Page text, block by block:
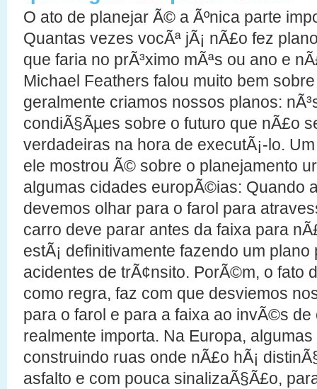
O ato de planejar Ã© a Ãºnica parte
Quantas vezes vocÃª jÃ¡ nÃ£o fez
que faria no prÃ³ximo mÃªs ou ano e
Michael Feathers falou muito bem
geralmente criamos nossos planos:
condiÃ§Ãµes sobre o futuro que nÃ£o
verdadeiras na hora de executÃ¡-lo.
ele mostrou Ã© sobre o planejamento
algumas cidades europÃ©ias: Quando
devemos olhar para o farol para
carro deve parar antes da faixa para
estÃ¡ definitivamente fazendo um plano
acidentes de trÃ¢nsito. PorÃ©m, o fato
como regra, faz com que desviemos
para o farol e para a faixa ao invÃ©s
realmente importa. Na Europa,
construindo ruas onde nÃ£o hÃ¡
asfalto e com pouca sinalizaÃ§Ã£o,